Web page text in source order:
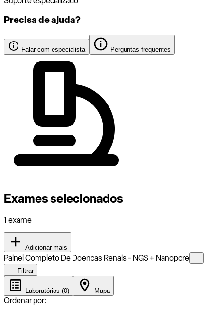
Precisa de ajuda?
Falar com especialista Perguntas frequentes
Exames selecionados
1 exame
Adicionar mais
Painel Completo De Doencas Renais - NGS + Nanopore
Filtrar
Laboratórios (0) Mapa
Ordenar por: